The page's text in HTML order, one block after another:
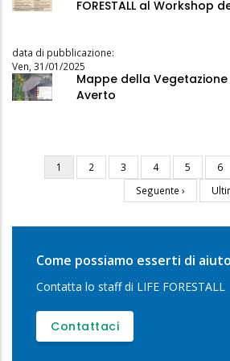
FORESTALL al Workshop
data di pubblicazione:
Ven, 31/01/2025
Mappe della Vegetazione
Averto
Paginazione
Pagina
attuale
1 Pagina
2 Pagina
3 Pagina
4 Pagina
5 6
Pagina
successiva
Seguente ›
Come possiamo esserti di
Contatta lo staff di LIFE FORESTALL
Contattaci